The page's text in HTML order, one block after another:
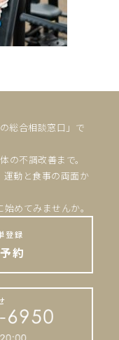
総合相談窓口」で
の不調改善まで。
運動と食事の両面か
めてみませんか。
登録
約